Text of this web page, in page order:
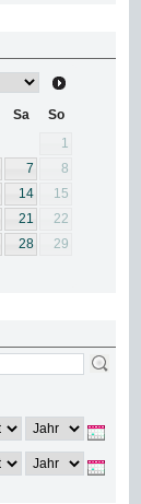
Sa
So
1
7
8
14
15
21
22
28
29